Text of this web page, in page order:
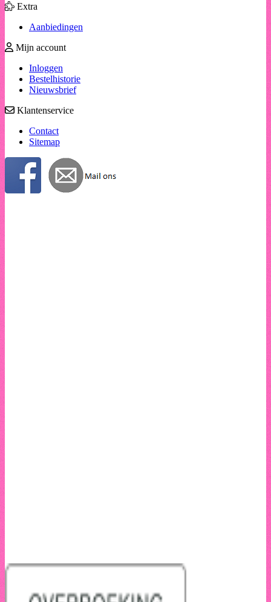
Extra
Aanbiedingen
Mijn account
Inloggen
Bestelhistorie
Nieuwsbrief
Klantenservice
Contact
Sitemap